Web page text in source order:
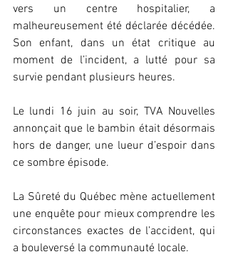
vers un centre hospitalier, a
malheureusement été déclarée décédée.
Son enfant, dans un état critique au
moment de l’incident, a lutté pour sa
survie pendant plusieurs heures.
Le lundi 16 juin au soir, TVA Nouvelles
annonçait que le bambin était désormais
hors de danger, une lueur d’espoir dans
ce sombre épisode.
La Sûreté du Québec mène actuellement
une enquête pour mieux comprendre les
circonstances exactes de l’accident, qui
a bouleversé la communauté locale.